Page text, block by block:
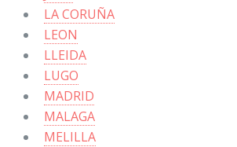
LA CORUÑA
LEON
LLEIDA
LUGO
MADRID
MALAGA
MELILLA